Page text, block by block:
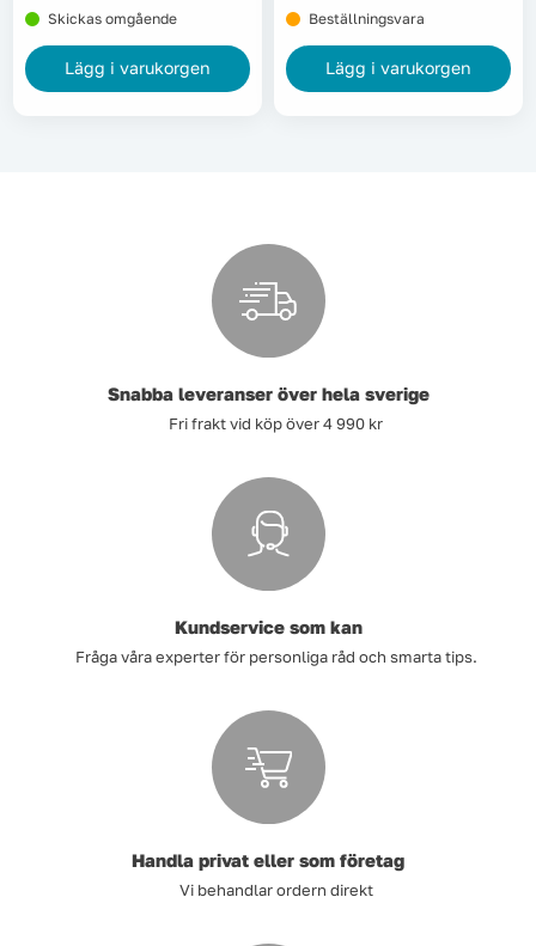
OutletSkickas omgående
Lägg i varukorgen
Beställningsvara
Lägg i varukorgen
Snabba leveranser över hela sverige
Fri frakt vid köp över 4 990 kr
Kundservice som kan
Fråga våra experter för personliga råd och smarta tips.
Handla privat eller som företag
Vi behandlar ordern direkt